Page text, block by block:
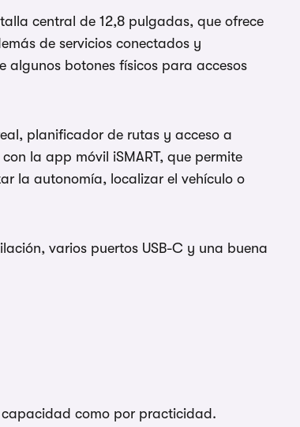
central de 12,8 pulgadas, que ofrece
de servicios conectados y
algunos botones físicos para accesos
planificador de rutas y acceso a
la app móvil iSMART, que permite
la autonomía, localizar el vehículo o
varios puertos USB-C y una buena
capacidad como por practicidad.